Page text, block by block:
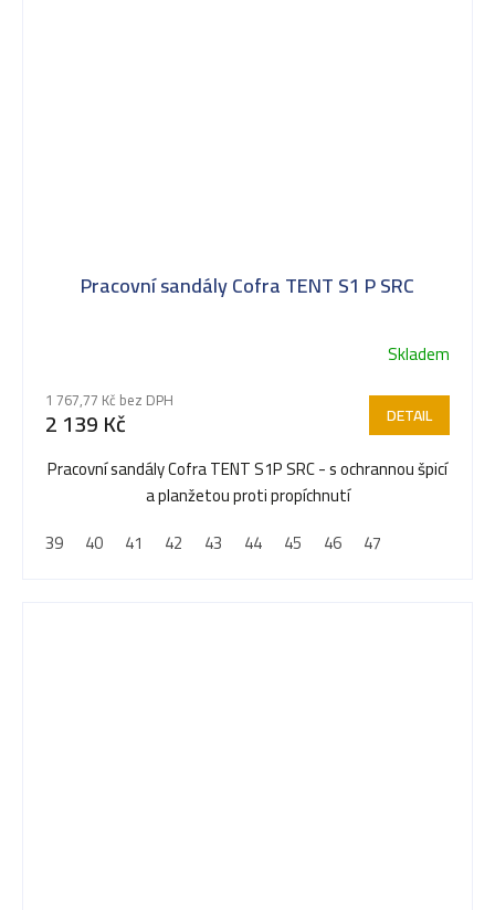
Pracovní sandály Cofra TENT S1 P SRC
Skladem
1 767,77 Kč bez DPH
2 139 Kč DETAIL
Pracovní sandály Cofra TENT S1P SRC - s ochrannou špicí
a planžetou proti propíchnutí
39
40 41 42 43 44 45 46 47